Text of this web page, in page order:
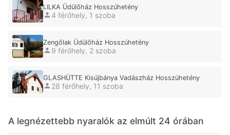
LILKA Üdülőház Hosszúhetény
4 férőhely, 1 szoba
Zengőlak Üdülőház Hosszúhetény
9 férőhely, 2 szoba
GLASHÜTTE Kisújbánya Vadászház Hosszúhetény
28 férőhely, 11 szoba
A legnézettebb nyaralók az elmúlt 24 órában